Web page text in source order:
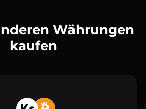
Währungen
kaufen